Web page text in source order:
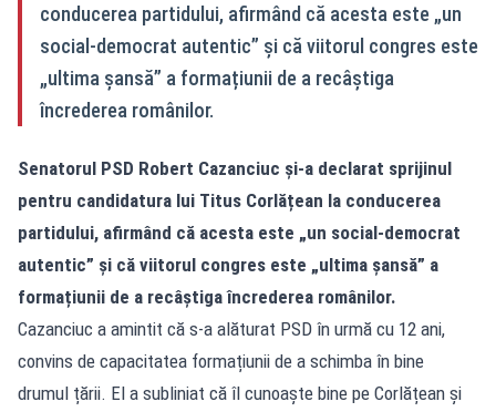
conducerea partidului, afirmând că acesta este „un
social-democrat autentic” și că viitorul congres este
„ultima șansă” a formațiunii de a recâștiga
încrederea românilor.
Senatorul PSD Robert Cazanciuc și-a declarat sprijinul
pentru candidatura lui Titus Corlățean la conducerea
partidului, afirmând că acesta este „un social-democrat
autentic” și că viitorul congres este „ultima șansă” a
formațiunii de a recâștiga încrederea românilor.
Cazanciuc a amintit că s-a alăturat PSD în urmă cu 12 ani,
convins de capacitatea formațiunii de a schimba în bine
drumul țării. El a subliniat că îl cunoaște bine pe Corlățean și